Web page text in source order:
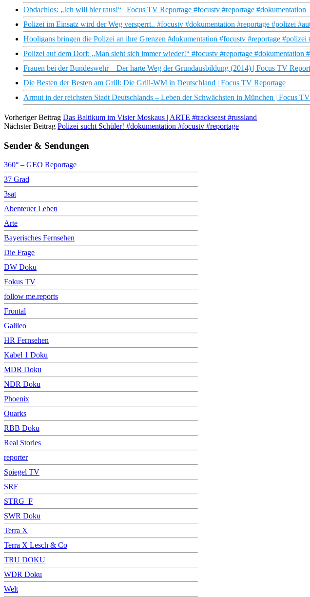
Obdachlos: „Ich will hier raus!“ | Focus TV Reportage #focustv #reportage #dokumentation
Polizei im Einsatz wird der Weg versperrt.. #focustv #dokumentation #reportage #polizei
Hooligans bringen die Polizei an ihre Grenzen #dokumentation #focustv #reportage #polizei
Polizei auf dem Dorf: „Man sieht sich immer wieder!“ #focustv #reportage #dokumentation
Frauen bei der Bundeswehr – Der harte Weg der Grundausbildung (2014) | Focus TV
Die Besten der Besten am Grill: Die Grill-WM in Deutschland | Focus TV Reportage
Armut in der reichsten Stadt Deutschlands – Leben der Schwächsten in München | Focus
Vorheriger Beitrag Das Baltikum im Visier Moskaus | ARTE #trackseast #russland
Nächster Beitrag Polizei sucht Schüler! #dokumentation #focustv #reportage
Sender & Sendungen
360° – GEO Reportage
37 Grad
3sat
Abenteuer Leben
Arte
Bayerisches Fernsehen
Die Frage
DW Doku
Fokus TV
follow me.reports
Frontal
Galileo
HR Fernsehen
Kabel 1 Doku
MDR Doku
NDR Doku
Phoenix
Quarks
RBB Doku
Real Stories
reporter
Spiegel TV
SRF
STRG_F
SWR Doku
Terra X
Terra X Lesch & Co
TRU DOKU
WDR Doku
Welt